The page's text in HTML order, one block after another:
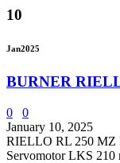
10
Jan2025
BURNER
0
0
January 10, 2025
RIELLO RL 250 MZ
Servomotor LKS 210